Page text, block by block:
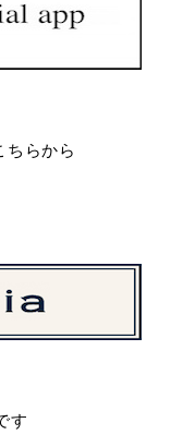
ちらから
す